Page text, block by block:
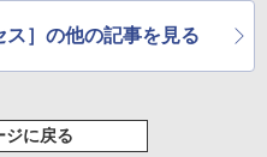
ス］の他の記事を見る
ジに戻る